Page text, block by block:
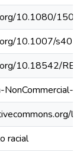
10.1080/
10.1007/
10.18542/
racial